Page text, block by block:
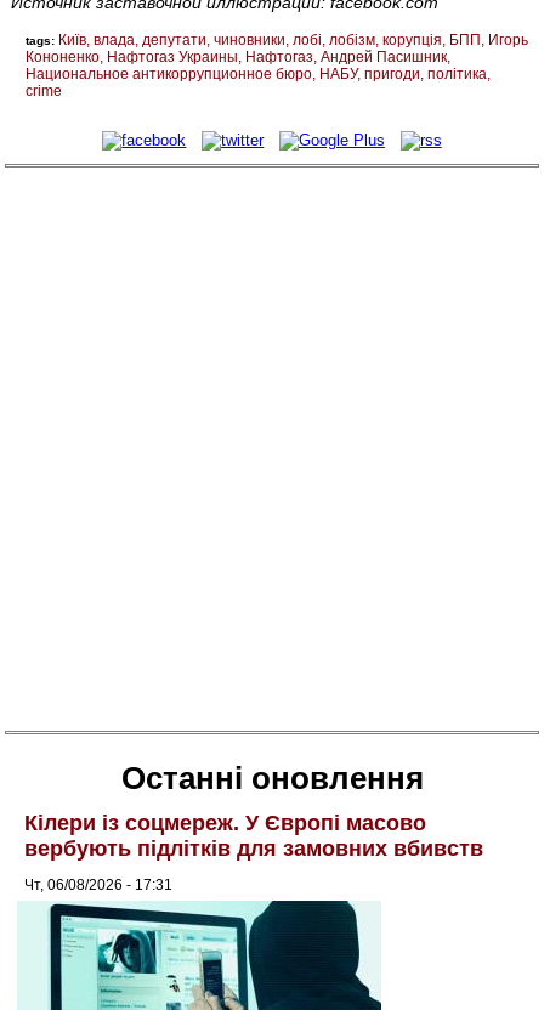
tags: Київ влада депутати чиновники лобі лобізм корупція БПП Игорь
Кононенко Нафтогаз Украины Нафтогаз Андрей Пасишник
Национальное антикоррупционное бюро НАБУ пригоди політика
crime
Останні оновлення
Кілери із соцмереж. У Європі масово
вербують підлітків для замовних вбивств
Чт, 06/08/2026 - 17:31